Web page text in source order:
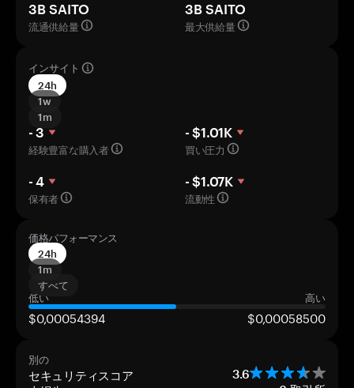
3B SAITO
流通供給量
3B SAITO
最大供給量
インサイト
24h
1w
1m
- 3
経験豊富な購入者
- $1.01K
買い圧力
- 4
保有者
- $1.07K
流動性
価格パフォーマンス
24h
1m
すべて
低い
高い
$0,00054394 $0,00058500
別の
セキュリティスコア 3.6